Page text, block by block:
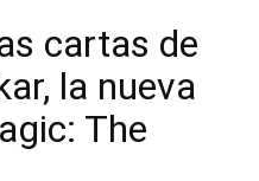
cartas de
la nueva
The